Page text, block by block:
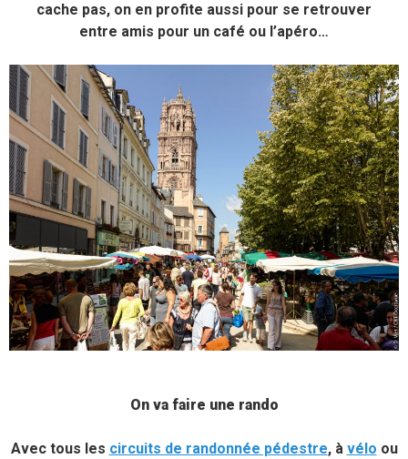
cache pas, on en profite aussi pour se retrouver
entre amis pour un café ou l’apéro…
On va faire une rando
Avec tous les circuits de randonnée pédestre, à vélo ou